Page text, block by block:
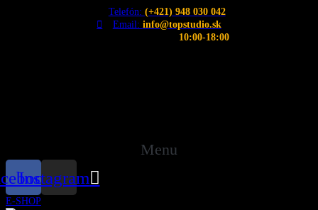
Telefón: (+421) 948 030 042
Email: info@topstudio.sk
10:00-18:00
Menu
Instagram
E-SHOP